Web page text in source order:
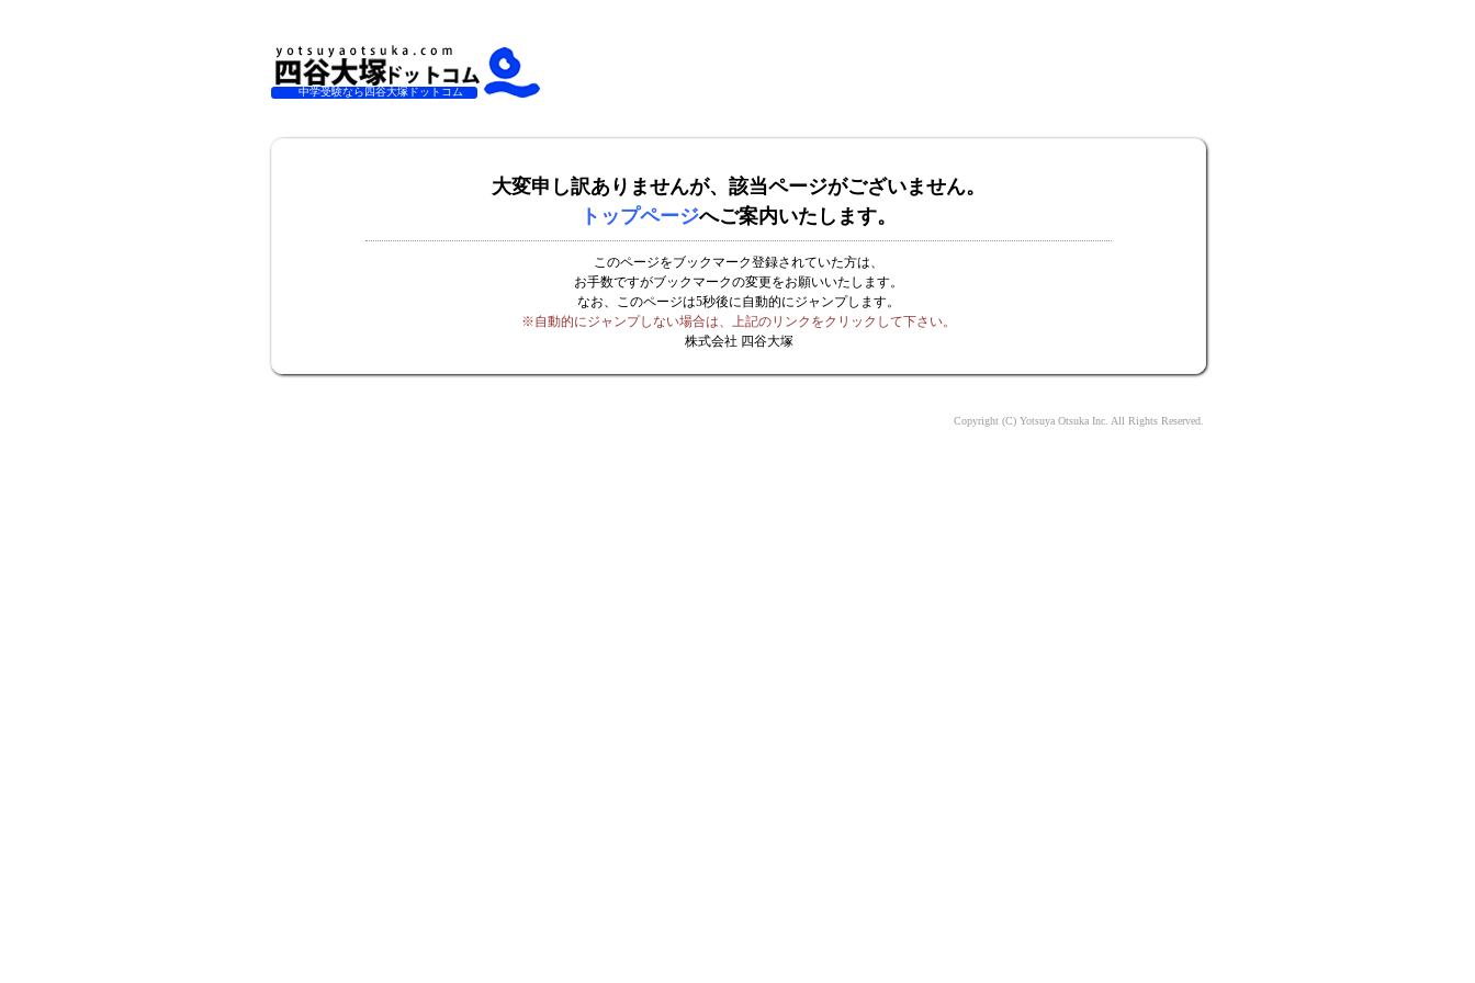
中学受験なら四谷大塚ドットコム
大変申し訳ありませんが、該当ページがございません。
トップページへご案内いたします。
このページをブックマーク登録されていた方は、
お手数ですがブックマークの変更をお願いいたします。
なお、このページは5秒後に自動的にジャンプします。
※自動的にジャンプしない場合は、上記のリンクをクリックして下さい。
株式会社 四谷大塚
Copyright (C) Yotsuya Otsuka Inc. All Rights Reserved.